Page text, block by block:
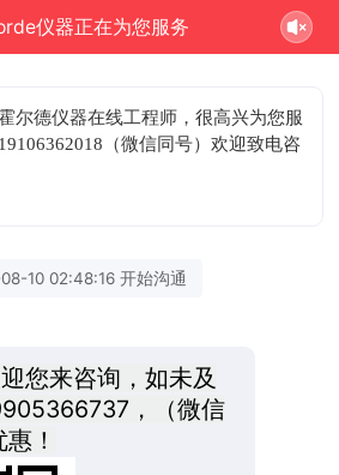
仪器正在为您服务
尔德仪器在线工程师，很高兴为您服
（微信同号）欢迎致电咨
10 02:48:16 开始沟通
您来咨询，如未及
，（微信
！